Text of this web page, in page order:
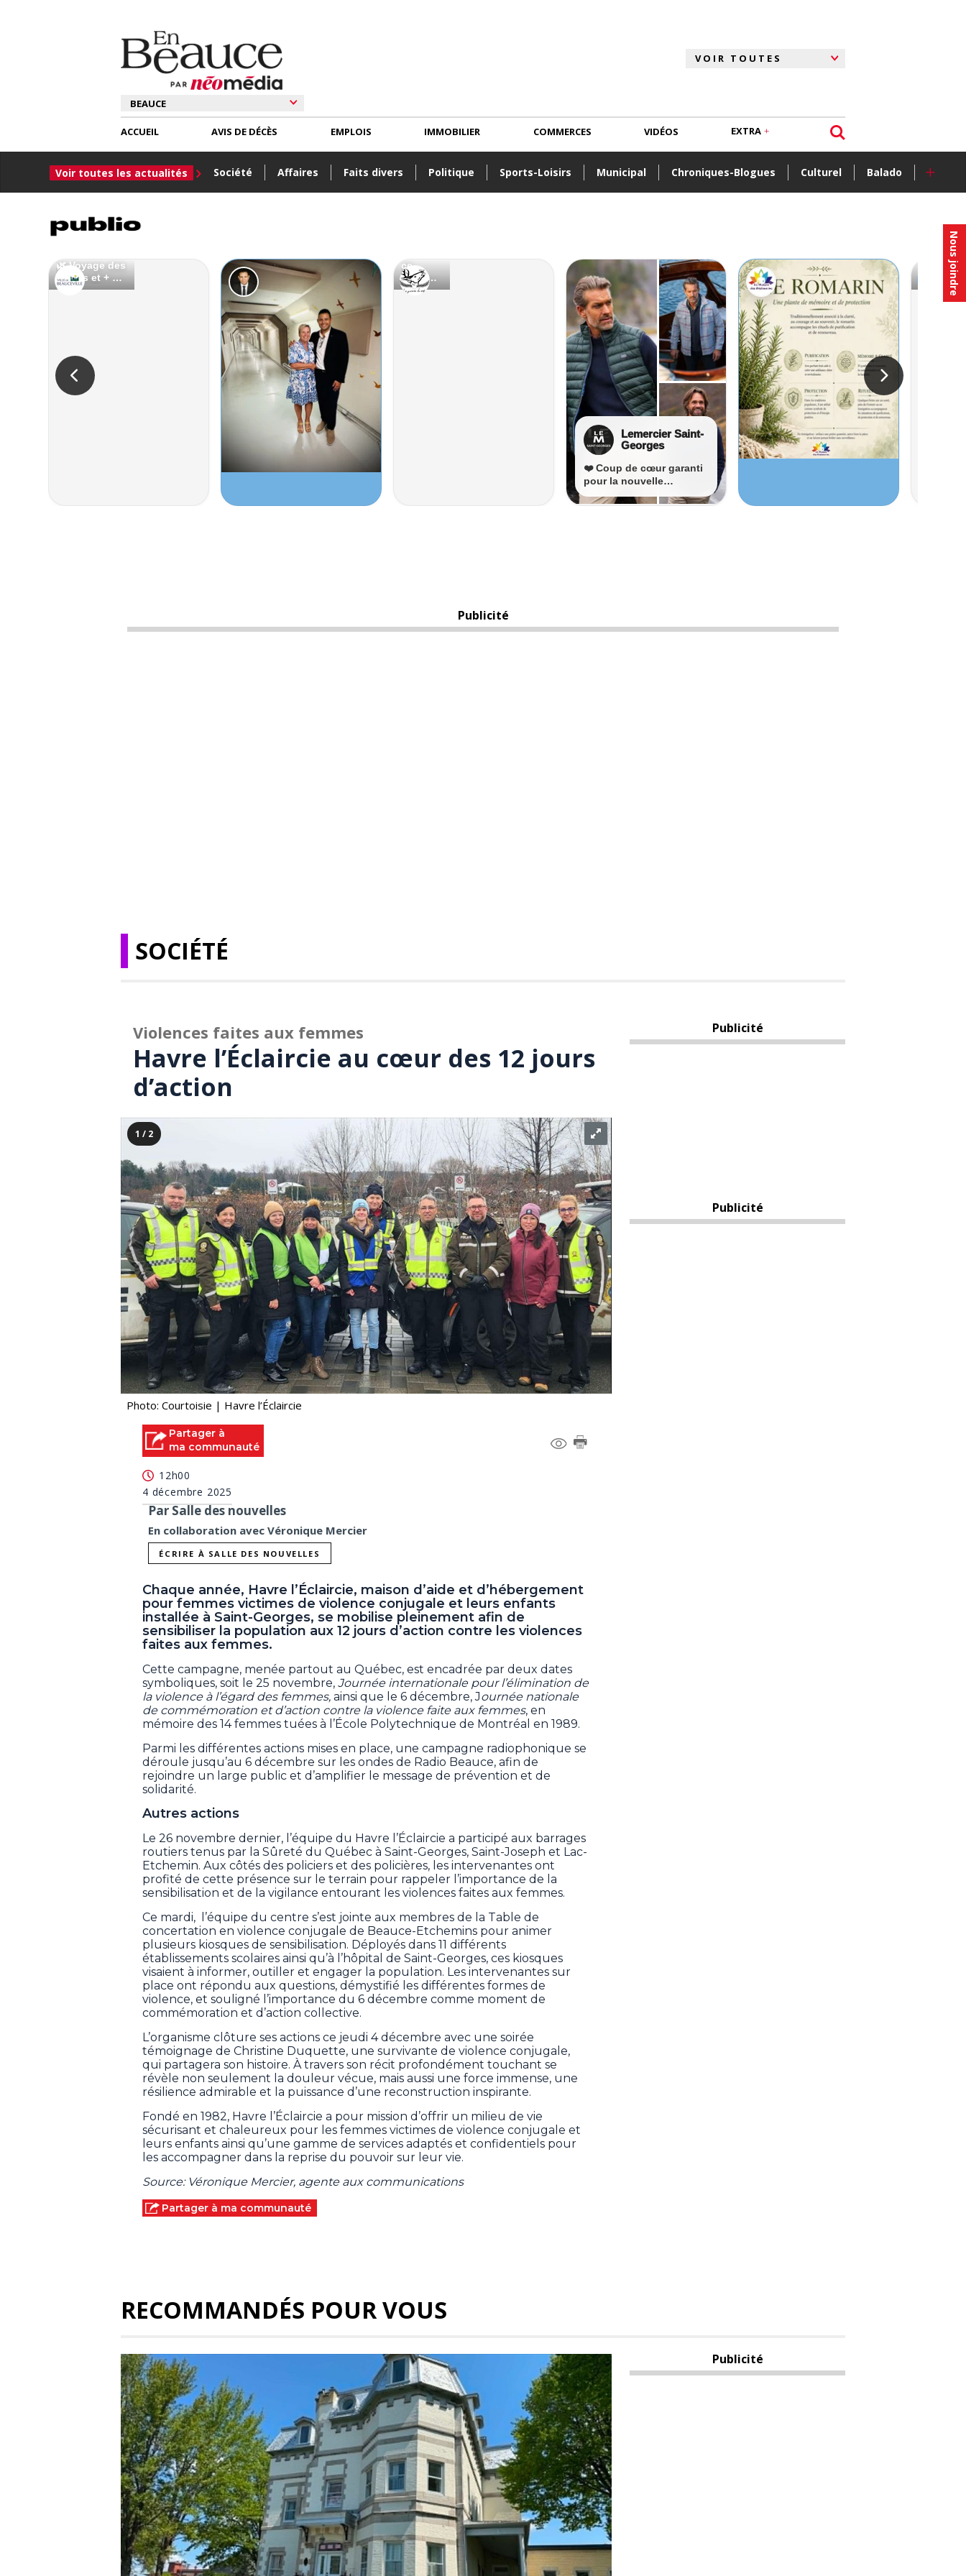
Nous joindre
ACCUEIL
Voir toutes les actualités Société Affaires Faits divers Politique Sports-Loisirs Municipal Chroniques-Blogues Culturel Balado +
AVIS DE DÉCÈS EMPLOIS IMMOBILIER COMMERCES VIDÉOS EXTRA
Publicité
SOCIÉTÉ
Violences faites aux femmes
Havre l’Éclaircie au cœur des 12 jours
d’action
1 / 2
Photo: Courtoisie | Havre l’Éclaircie
Partager à
ma communauté
12h00
4 décembre 2025
Par Salle des nouvelles
En collaboration avec Véronique Mercier
ÉCRIRE À SALLE DES NOUVELLES
Chaque année, Havre l’Éclaircie, maison d’aide et d’hébergement
pour femmes victimes de violence conjugale et leurs enfants
installée à Saint-Georges, se mobilise pleinement afin de
sensibiliser la population aux 12 jours d’action contre les violences
faites aux femmes.
Cette campagne, menée partout au Québec, est encadrée par deux dates
symboliques, soit le 25 novembre, Journée internationale pour l’élimination de
la violence à l’égard des femmes, ainsi que le 6 décembre, Journée nationale
de commémoration et d’action contre la violence faite aux femmes, en
mémoire des 14 femmes tuées à l’École Polytechnique de Montréal en 1989.
Parmi les différentes actions mises en place, une campagne radiophonique se
déroule jusqu’au 6 décembre sur les ondes de Radio Beauce, afin de
rejoindre un large public et d’amplifier le message de prévention et de
solidarité.
Autres actions
Le 26 novembre dernier, l’équipe du Havre l’Éclaircie a participé aux barrages
routiers tenus par la Sûreté du Québec à Saint-Georges, Saint-Joseph et Lac-
Etchemin. Aux côtés des policiers et des policières, les intervenantes ont
profité de cette présence sur le terrain pour rappeler l’importance de la
sensibilisation et de la vigilance entourant les violences faites aux femmes.
Ce mardi, l’équipe du centre s’est jointe aux membres de la Table de
concertation en violence conjugale de Beauce-Etchemins pour animer
plusieurs kiosques de sensibilisation. Déployés dans 11 différents
établissements scolaires ainsi qu’à l’hôpital de Saint-Georges, ces kiosques
visaient à informer, outiller et engager la population. Les intervenantes sur
place ont répondu aux questions, démystifié les différentes formes de
violence, et souligné l’importance du 6 décembre comme moment de
commémoration et d’action collective.
L’organisme clôture ses actions ce jeudi 4 décembre avec une soirée
témoignage de Christine Duquette, une survivante de violence conjugale,
qui partagera son histoire. À travers son récit profondément touchant se
révèle non seulement la douleur vécue, mais aussi une force immense, une
résilience admirable et la puissance d’une reconstruction inspirante.
Fondé en 1982, Havre l’Éclaircie a pour mission d’offrir un milieu de vie
sécurisant et chaleureux pour les femmes victimes de violence conjugale et
leurs enfants ainsi qu’une gamme de services adaptés et confidentiels pour
les accompagner dans la reprise du pouvoir sur leur vie.
Source: Véronique Mercier, agente aux communications
Partager à ma communauté
Publicité
Publicité
RECOMMANDÉS POUR VOUS
Publicité